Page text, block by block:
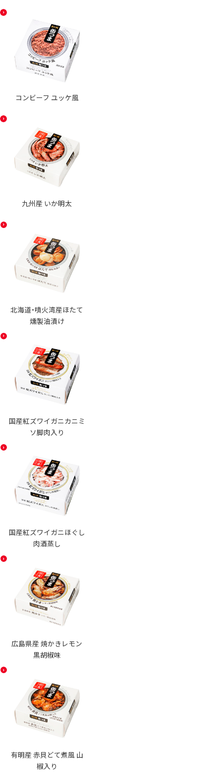
コンビーフ ユッケ風
九州産 いか明太
北海道・噴火湾産ほたて
燻製油漬け
国産紅ズワイガニカニミ
ソ脚肉入り
国産紅ズワイガニほぐし
肉酒蒸し
広島県産 焼かきレモン
黒胡椒味
有明産 赤貝どて煮風 山
椒入り